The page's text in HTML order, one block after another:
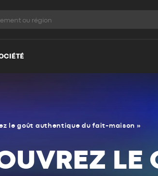
le goût authentique du fait-maison »
LE